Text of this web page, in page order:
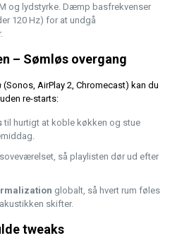
og lydstyrke. Dæmp basfrekvenser
120 Hz) for at undgå
– Sømløs overgang
(Sonos, AirPlay 2, Chromecast) kan du
re-starts:
til hurtigt at koble køkken og stue
så playlisten dør ud efter
globalt, så hvert rum føles
skifter.
tweaks